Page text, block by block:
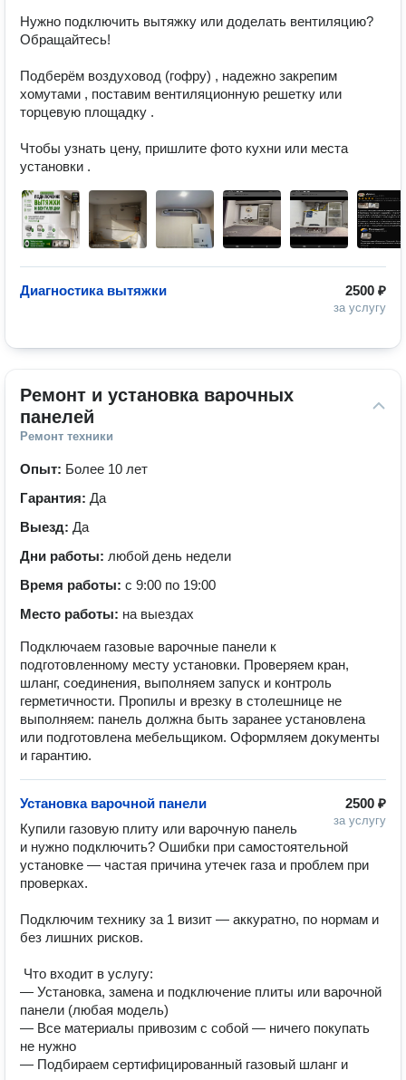
Нужно подключить вытяжку или доделать вентиляцию?
Обращайтесь!
Подберём воздуховод (гофру) , надежно закрепим
хомутами , поставим вентиляционную решетку или
торцевую площадку .
Чтобы узнать цену, пришлите фото кухни или места
установки .
2500 ₽
за услугу
Диагностика вытяжки
Ремонт и установка варочных
панелей
Ремонт техники
Опыт: Более 10 лет
Гарантия: Да
Выезд: Да
Дни работы: любой день недели
Время работы: с 9:00 по 19:00
Место работы: на выездах
Подключаем газовые варочные панели к
подготовленному месту установки. Проверяем кран,
шланг, соединения, выполняем запуск и контроль
герметичности. Пропилы и врезку в столешнице не
выполняем: панель должна быть заранее установлена
или подготовлена мебельщиком. Оформляем документы
и гарантию.
2500 ₽
за услугу
Установка варочной панели
Купили газовую плиту или варочную панель
и нужно подключить? Ошибки при самостоятельной
установке — частая причина утечек газа и проблем при
проверках.
Подключим технику за 1 визит — аккуратно, по нормам и
без лишних рисков.
— Установка, замена и подключение плиты или варочной
панели (любая модель)
— Все материалы привозим с собой — ничего покупать
не нужно
— Подбираем сертифицированный газовый шланг и